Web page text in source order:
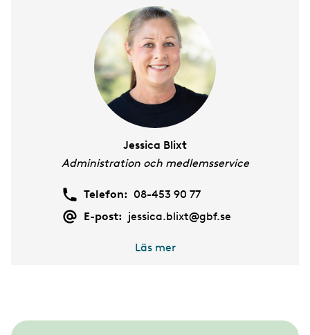
Jessica Blixt
Administration och medlemsservice
Telefon: 08-453 90 77
E-post: jessica.blixt@gbf.se
Läs mer